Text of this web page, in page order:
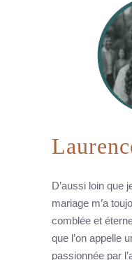
D’aussi loin que
mariage m’a
comblée et
que l’on appelle
passionnée par